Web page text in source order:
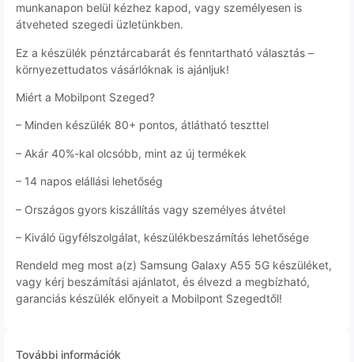
munkanapon belül kézhez kapod, vagy személyesen is
átveheted szegedi üzletünkben.
Ez a készülék pénztárcabarát és fenntartható választás –
környezettudatos vásárlóknak is ajánljuk!
Miért a Mobilpont Szeged?
– Minden készülék 80+ pontos, átlátható teszttel
– Akár 40%-kal olcsóbb, mint az új termékek
– 14 napos elállási lehetőség
– Országos gyors kiszállítás vagy személyes átvétel
– Kiváló ügyfélszolgálat, készülékbeszámítás lehetősége
Rendeld meg most a(z) Samsung Galaxy A55 5G készüléket,
vagy kérj beszámítási ajánlatot, és élvezd a megbízható,
garanciás készülék előnyeit a Mobilpont Szegedtől!
További információk